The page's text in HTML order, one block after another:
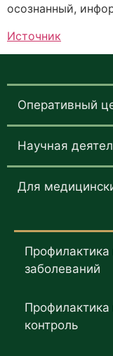
осознанный,
Источник
Оперативный
Научная
Для
заболеваний
контроль